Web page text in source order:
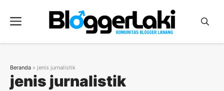
Menu
jenis jurnalistik
Beranda » jenis jurnalistik